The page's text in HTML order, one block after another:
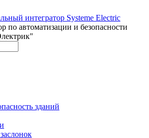
по автоматизации и безопасности
зданий